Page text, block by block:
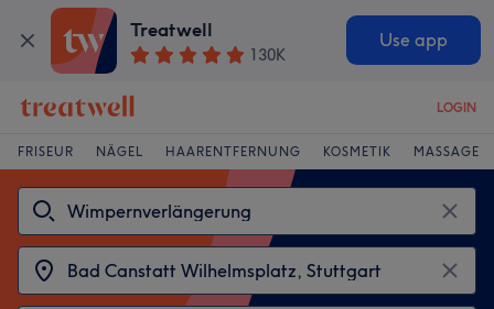
Treatwell
130K
Use app
LOGIN
FRISEUR NÄGEL HAARENTFERNUNG KOSMETIK MASSAGE